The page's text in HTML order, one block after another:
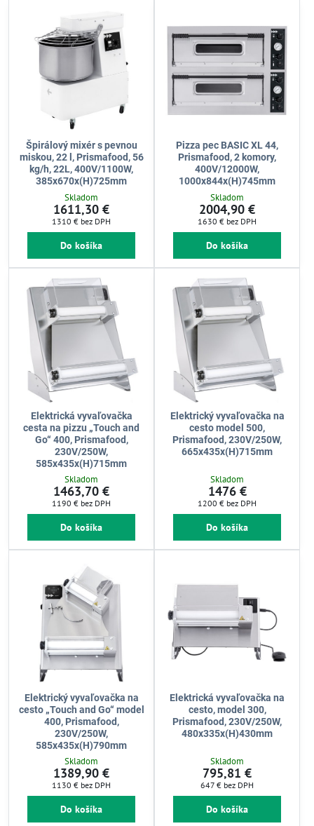
Špirálový mixér s pevnou
miskou, 22 l, Prismafood, 56
kg/h, 22L, 400V/1100W,
385x670x(H)725mm
Skladom
1611,30 €
1310 € bez DPH
Do košíka
Pizza pec BASIC XL 44,
Prismafood, 2 komory,
400V/12000W,
1000x844x(H)745mm
Skladom
2004,90 €
1630 € bez DPH
Do košíka
Elektrická vyvaľovačka
cesta na pizzu „Touch and
Go“ 400, Prismafood,
230V/250W,
585x435x(H)715mm
Skladom
1463,70 €
1190 € bez DPH
Do košíka
Elektrický vyvaľovačka na
cesto model 500,
Prismafood, 230V/250W,
665x435x(H)715mm
Skladom
1476 €
1200 € bez DPH
Do košíka
Elektrický vyvaľovačka na
cesto „Touch and Go“ model
400, Prismafood,
230V/250W,
585x435x(H)790mm
Skladom
1389,90 €
1130 € bez DPH
Do košíka
Elektrická vyvaľovačka na
cesto, model 300,
Prismafood, 230V/250W,
480x335x(H)430mm
Skladom
795,81 €
647 € bez DPH
Do košíka